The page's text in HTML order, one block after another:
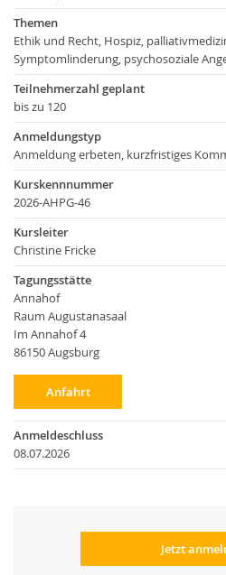
Themen
Ethik und Recht, Hospiz,
Symptomlinderung, psychosoziale
Teilnehmerzahl geplant
bis zu 120
Anmeldungstyp
Anmeldung erbeten, kurzfristiges
Kurskennnummer
2026-AHPG-46
Kursleiter
Christine Fricke
Tagungsstätte
Annahof
Raum Augustanasaal
Im Annahof 4
86150 Augsburg
Anfahrt
Anmeldeschluss
08.07.2026
Jetzt